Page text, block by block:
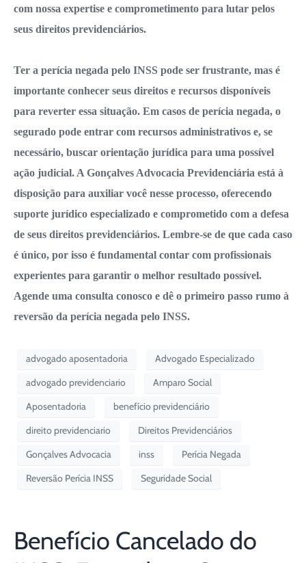
com nossa expertise e comprometimento para lutar pelos
seus direitos previdenciários.
Ter a perícia negada pelo INSS pode ser frustrante, mas é
importante conhecer seus direitos e recursos disponíveis
para reverter essa situação. Em casos de perícia negada, o
segurado pode entrar com recursos administrativos e, se
necessário, buscar orientação jurídica para uma possível
ação judicial. A Gonçalves Advocacia Previdenciária está à
disposição para auxiliar você nesse processo, oferecendo
suporte jurídico especializado e comprometido com a defesa
de seus direitos previdenciários. Lembre-se de que cada caso
é único, por isso é fundamental contar com profissionais
experientes para garantir o melhor resultado possível.
Agende uma consulta conosco e dê o primeiro passo rumo à
reversão da perícia negada pelo INSS.
advogado aposentadoria
Advogado Especializado
advogado previdenciario
Amparo Social
Aposentadoria
benefício previdenciário
direito previdenciario
Direitos Previdenciários
Gonçalves Advocacia
inss
Perícia Negada
Reversão Perícia INSS
Seguridade Social
Benefício Cancelado do